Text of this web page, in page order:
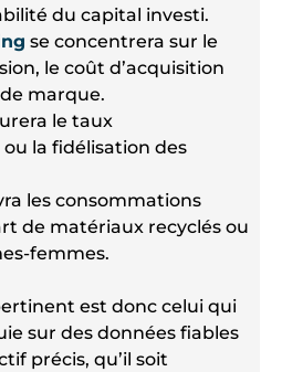
du capital investi.
se concentrera sur le
le coût d’acquisition
marque.
le taux
la fidélisation des
les consommations
de matériaux recyclés ou
femmes.
est donc celui qui
sur des données fiables
précis, qu’il soit